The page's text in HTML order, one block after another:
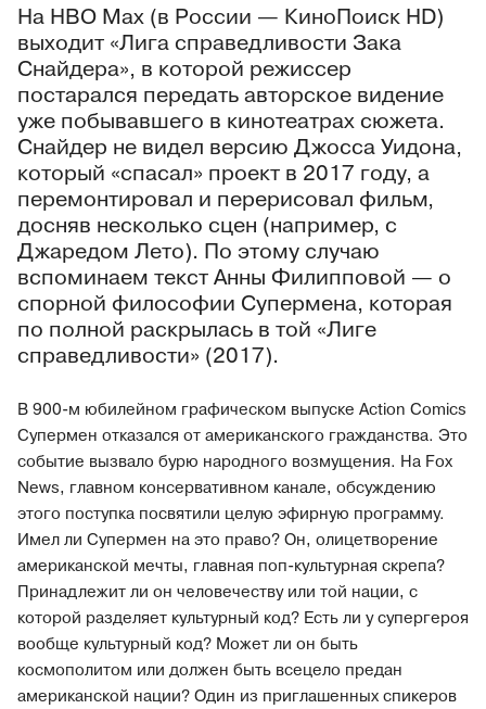
На HBO Max (в России — КиноПоиск HD)
выходит «Лига справедливости Зака
Снайдера», в которой режиссер
постарался передать авторское видение
уже побывавшего в кинотеатрах сюжета.
Снайдер не видел версию Джосса Уидона,
который «спасал» проект в 2017 году, а
перемонтировал и перерисовал фильм,
досняв несколько сцен (например, с
Джаредом Лето). По этому случаю
вспоминаем текст Анны Филипповой — о
спорной философии Супермена, которая
по полной раскрылась в той «Лиге
справедливости» (2017).
В 900-м юбилейном графическом выпуске Action Comics
Супермен отказался от американского гражданства. Это
событие вызвало бурю народного возмущения. На Fox
News, главном консервативном канале, обсуждению
этого поступка посвятили целую эфирную программу.
Имел ли Супермен на это право? Он, олицетворение
американской мечты, главная поп-культурная скрепа?
Принадлежит ли он человечеству или той нации, с
которой разделяет культурный код? Есть ли у супергероя
вообще культурный код? Может ли он быть
космополитом или должен быть всецело предан
американской нации? Один из приглашенных спикеров